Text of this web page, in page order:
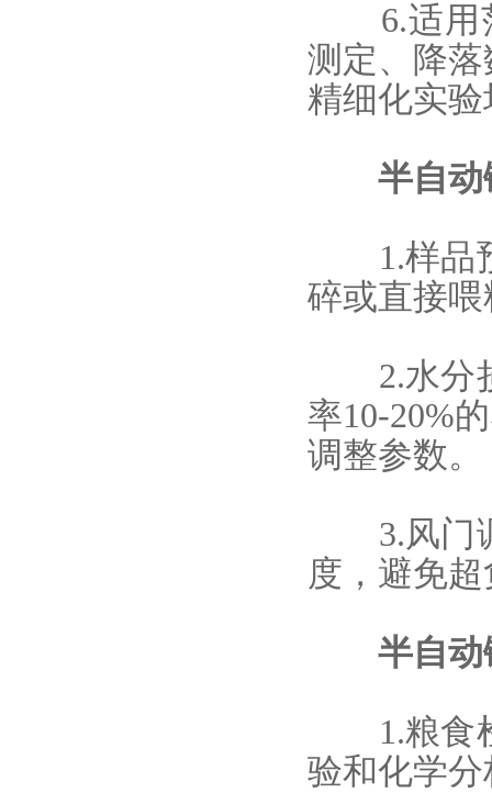
6.适用范
测定、降
精细化实
半自
1.样品预
碎或直接
2.水分损
率10-20%
调整参数。
3.风门调
度，避免
半自
1.粮食检
验和化学